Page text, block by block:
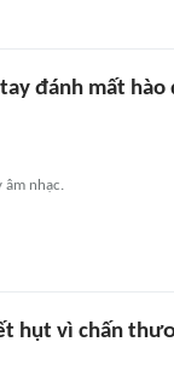
đánh mất hào
âm nhạc.
hụt vì chấn